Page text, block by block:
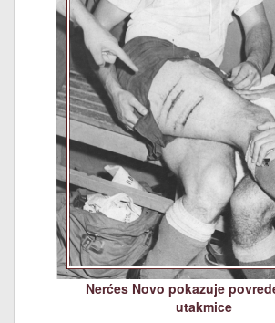
Nerćes Novo pokazuje
utakmice